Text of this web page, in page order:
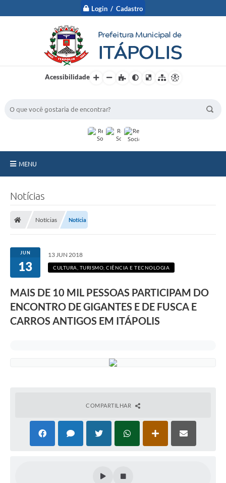
Login / Cadastro
Acessibilidade
MENU
Serviços Online
Carta de Serviços
Legislação
Editais
Planos de Tecnologia da Informação e Comunicação
Itinerário do Transporte Público de Itápolis
Notícias
Notícias Notícia
JUN
13
13 JUN 2018
CULTURA, TURISMO, CIÊNCIA E TECNOLOGIA
MAIS DE 10 MIL PESSOAS PARTICIPAM DO
ENCONTRO DE GIGANTES E DE FUSCA E
CARROS ANTIGOS EM ITÁPOLIS
COMPARTILHAR